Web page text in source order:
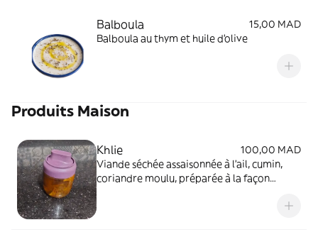
Balboula
15,00 MAD
Balboula au thym et huile d'olive
Produits Maison
Khlie
100,00 MAD
Viande séchée assaisonnée à l'ail, cumin,
coriandre moulu, préparée à la façon
acheté et revendu) d'une manière saine sans